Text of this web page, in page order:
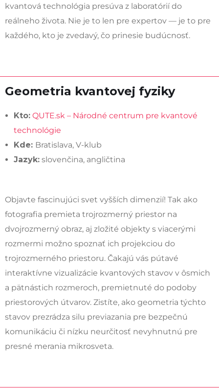
kvantová technológia presúva z laboratórií do
reálneho života. Nie je to len pre expertov — je to pre
každého, kto je zvedavý, čo prinesie budúcnosť.
Geometria kvantovej fyziky
Kto: QUTE.sk – Národné centrum pre kvantové
technológie
Kde: Bratislava, V-klub
Jazyk: slovenčina, angličtina
Objavte fascinujúci svet vyšších dimenzií! Tak ako
fotografia premieta trojrozmerný priestor na
dvojrozmerný obraz, aj zložité objekty s viacerými
rozmermi možno spoznať ich projekciou do
trojrozmerného priestoru. Čakajú vás pútavé
interaktívne vizualizácie kvantových stavov v ôsmich
a pätnástich rozmeroch, premietnuté do podoby
priestorových útvarov. Zistíte, ako geometria týchto
stavov prezrádza silu previazania pre bezpečnú
komunikáciu či nízku neurčitosť nevyhnutnú pre
presné merania mikrosveta.